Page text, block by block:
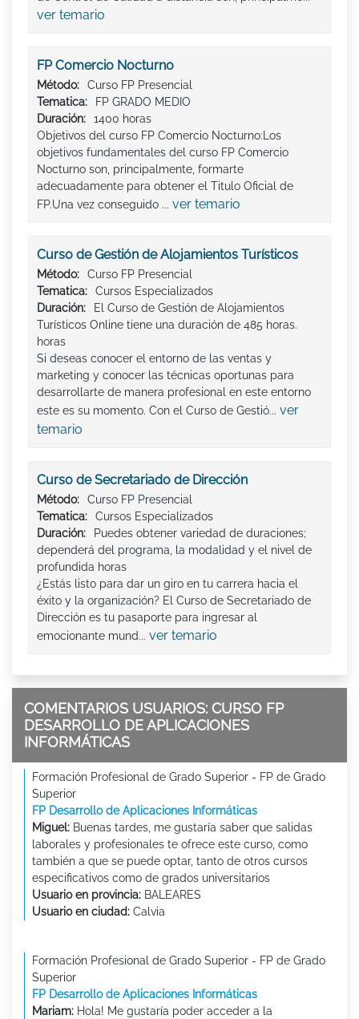
ver temario
FP Comercio Nocturno
Método:
Curso FP Presencial
Tematica:
FP GRADO MEDIO
Duración:
1400 horas
Objetivos del curso FP Comercio Nocturno:Los
objetivos fundamentales del curso FP Comercio
Nocturno son, principalmente, formarte
adecuadamente para obtener el Titulo Oficial de
FP.Una vez conseguido ... ver temario
Curso de Gestión de Alojamientos Turísticos
Método:
Curso FP Presencial
Tematica:
Cursos Especializados
Duración:
El Curso de Gestión de Alojamientos
Turísticos Online tiene una duración de 485 horas.
horas
Si deseas conocer el entorno de las ventas y
marketing y conocer las técnicas oportunas para
desarrollarte de manera profesional en este entorno
este es su momento. Con el Curso de Gestió... ver
temario
Curso de Secretariado de Dirección
Método:
Curso FP Presencial
Tematica:
Cursos Especializados
Duración:
Puedes obtener variedad de duraciones;
dependerá del programa, la modalidad y el nivel de
profundida horas
¿Estás listo para dar un giro en tu carrera hacia el
éxito y la organización? El Curso de Secretariado de
Dirección es tu pasaporte para ingresar al
emocionante mund... ver temario
COMENTARIOS USUARIOS: CURSO FP
DESARROLLO DE APLICACIONES
INFORMÁTICAS
Formación Profesional de Grado Superior - FP de Grado
Superior
FP Desarrollo de Aplicaciones Informáticas
Miguel: Buenas tardes, me gustaría saber que salidas
laborales y profesionales te ofrece este curso, como
también a que se puede optar, tanto de otros cursos
especificativos como de grados universitarios
Usuario en provincia: BALEARES
Usuario en ciudad: Calvia
Formación Profesional de Grado Superior - FP de Grado
Superior
FP Desarrollo de Aplicaciones Informáticas
Mariam: Hola! Me gustaría poder acceder a la